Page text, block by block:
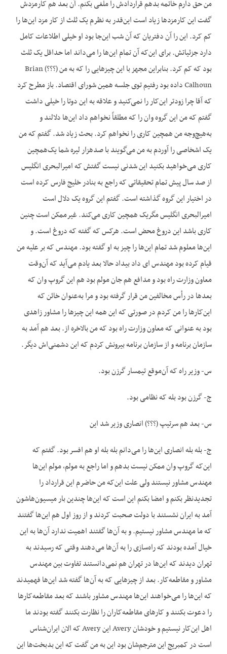
من حق دارم خاتمه بدهم قراردادش را ملغی بکنم. آن بعد هم کارمزدش
گفت این کارمزدها زیاد است این‌قدر به نظرم یک ثلث از کار مزد این‌ها را
کم کرد. این را آن دفتریان که آن شب این‌جا بود او خیلی اطلاعات کامل
دارد جزئیاتش. برای این‌که آن تمام این‌ها را می‌داند اما حداقل یک ثلث
بود که کم کرد. بنابراین مجهز با این چیزهایی را که به من (؟؟؟) Brian
Calhoun داده بود رفتیم توی جلسه همین شورای اقتصاد. باز مطرح کرد
که آقا چرا زودتر این‌کار را نمی‌کنید و علاقه به این دوتا را خیلی داشت
گفتم که من این گروه وان را که مطلقاً نخواهم داد این‌ها دلالند و
به‌هیچ‌وجه من همچین کاری را نخواهم کرد. بحث زیاد شد. گفتم که من
یک اشخاصی را آوردم به من می‌گویند با صدهزار لیره شما یک‌همچین
کاری می‌خواهید بکنید این شدنی نیست گفتش که امیرالبحری انگلیس
از صد سال پیش تمام تحقیقاتی که راجع به بنادر خلیج فارس کرده است
در اختیار این گروه گذاشته است. گفتم این گروه یک دلال است
امیرالبحری انگلیس مگریک همچین کاری می‌کند. غیرممکن است چنین
کاری باشد این دروغ محض است. هرکس که گفته که دروغ است. و
این‌ها معلوم شد تمام این‌ها را چیز به او گفته بود. مهندس که بر علیه من
قیام کرده بود مهندس ای داد بیداد حالا بعد یادم می‌آید که آن‌وقت
معاون وزارت راه بود و مدافع هم جان مولم بود هم این گروپ وان که
بعدها در رأس مخالفین من قرار گرفته بود و مرا به‌عنوان خائن که
این‌کارها را من کردم در صورتی که این همه این چیزها را مشاور زاهدی
بود به عنوانی که معاون وزارت راه بود که من بالاخره از. بعد هم آمد به
سازمان برنامه و از سازمان برنامه بیرونش کردم که این دشمنی‌اش دیگر.
س- وزیر راه که آن‌موقع تیمسار گرزن بود.
ج- گرزن بود بله که نظامی بود.
س- بعد هم سرتیپ (؟؟؟) انصاری وزیر شد این
ج- بله بله انصاری این‌ها را می‌دانم بله بله او هم افسر بود. گفتم که
این‌که گروپ وان ممکن نیست بدهم و اما راجع به مولم، مولم این‌ها
مهندس مشاور نیستند ولی علت این‌که من حاضرم این قرارداد را
تجدیدنظر بکنم و امضا بکنم این است که این‌ها چندین بار میسیون‌هاشون
آمد به ایران نشستند با دولت صحبت کردند و از روز اول هم این‌ها گفتند
که ما مهندس مشاور نیستیم. و به آن‌ها گفتند اهمیت ندارد آن‌ها به این
خیال آمده بودند که راه‌سازی را به آن‌ها می‌دهند وقتی که رسیدند به
تهران دیدند که این‌ها در تهران هم نمی‌دانستند تفاوت بین مهندس
مشاور و مقاطعه‌کار. بعد از چیزهایی که به آن‌ها گفته شد این‌ها فهمیدند
که این‌ها را می‌خواهند این‌ها مهندس مشاور باشند که بعد مقاطعه‌کارها
را دعوت بکنند و کارهای مقاطعه‌کاران را نظارت بکنند گفته بودند ما
اهل این‌کار نیستیم و خودشان Avery این Avery که الان ایران‌شناس
است در کمبریج این مترجم‌شان بود این به من گفت که این بدبخت‌ها این